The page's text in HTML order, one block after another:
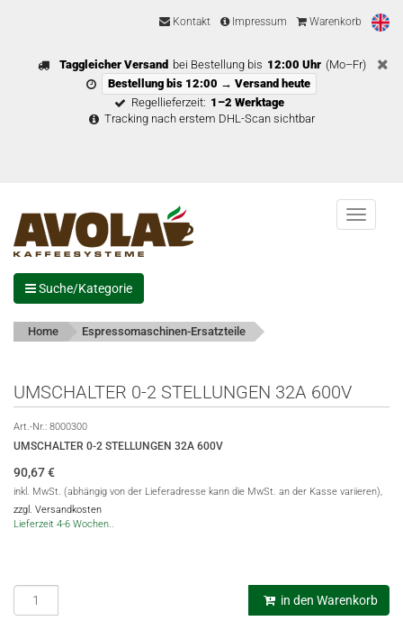
Kontakt Impressum Warenkorb
Taggleicher Versand bei Bestellung bis 12:00 Uhr (Mo–Fr)
Bestellung bis 12:00 → Versand heute
Regellieferzeit: 1–2 Werktage
Tracking nach erstem DHL-Scan sichtbar
Menu
Suche/Kategorie
Home Espressomaschinen-Ersatzteile
UMSCHALTER 0-2 STELLUNGEN 32A 600V
Art.-Nr.: 8000300
UMSCHALTER 0-2 STELLUNGEN 32A 600V
90,67€
inkl. MwSt. (abhängig von der Lieferadresse kann die MwSt. an der Kasse variieren),
zzgl. Versandkosten
Lieferzeit 4-6 Wochen..
in den Warenkorb